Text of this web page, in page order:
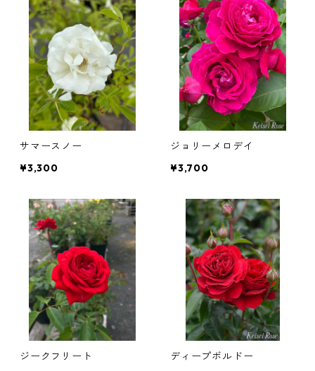
サマースノー
¥3,300
ジョリーメロデイ
¥3,700
ジークフリート
ディープボルドー